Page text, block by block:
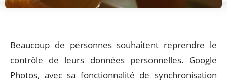
Beaucoup de personnes souhaitent reprendre le
contrôle de leurs données personnelles. Google
Photos, avec sa fonctionnalité de synchronisation